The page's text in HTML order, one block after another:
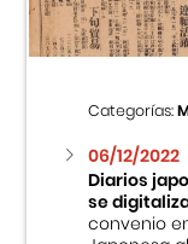
Categorías:
06/12/2022
Diarios
se
convenio